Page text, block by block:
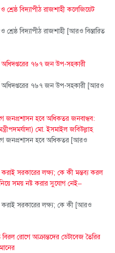
শ্রেষ্ঠ বিদ্যাপীঠ রাজশাহী কলেজিয়েট
শ্রেষ্ঠ বিদ্যাপীঠ রাজশাহী [আরও বিস্তারিত
অধিদপ্তরের ৭৬৭ জন উপ-সহকারী
অধিদপ্তরের ৭৬৭ জন উপ-সহকারী [আরও
জনপ্রশাসন হবে অধিকতর জনবান্ধব:
মো. ইসমাইল জবিউল্লাহ
জনপ্রশাসন হবে অধিকতর [আরও
করাই সরকারের লক্ষ্য; কে কী মন্তব্য করল
সময় নষ্ট করার সুযোগ নেই–
করাই সরকারের লক্ষ্য; কে কী [আরও
রোগে আক্রান্তদের ডেটাবেজ তৈরির